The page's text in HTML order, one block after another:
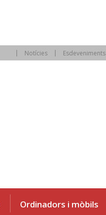
Notícies Esdeveniments
Ordinadors i mòbils